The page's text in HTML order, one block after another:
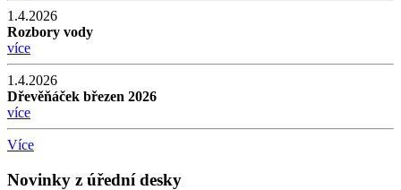
1.4.2026
Rozbory vody
více
1.4.2026
Dřevěňáček březen 2026
více
Více
Novinky z úřední desky